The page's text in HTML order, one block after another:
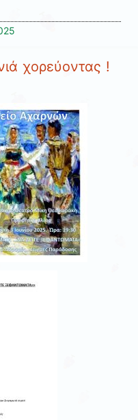
χορεύοντας !